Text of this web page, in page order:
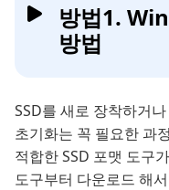
방법1.
방법
SSD를 새로 장착하거
초기화는 꼭 필요한 과
적합한 SSD 포맷 도구
도구부터 다운로드 해